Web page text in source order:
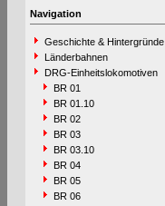
Navigation
Geschichte & Hintergründe
Länderbahnen
DRG-Einheitslokomotiven
BR 01
BR 01.10
BR 02
BR 03
BR 03.10
BR 04
BR 05
BR 06